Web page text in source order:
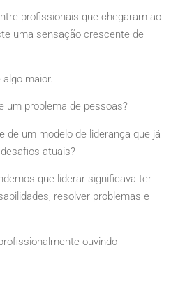
profissionais que chegaram ao
uma sensação crescente de
maior.
um problema de pessoas?
de um modelo de liderança que já
atuais?
que liderar significava ter
resolver problemas e
ouvindo